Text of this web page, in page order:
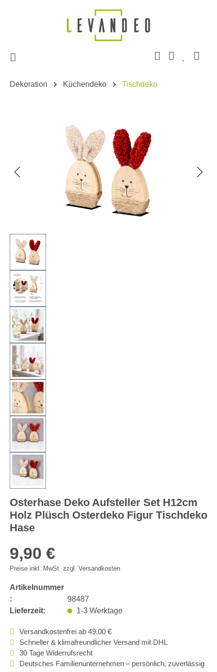
Zum Hauptinhalt springen
Dekoration Küchendeko Tischdeko
Osterhase Deko Aufsteller Set H12cm
Holz Plüsch Osterdeko Figur Tischdeko
Hase
9,90 €
Preise inkl. MwSt. zzgl. Versandkosten
Artikelnummer
:
98487
Lieferzeit:
1-3 Werktage
Versandkostenfrei ab 49,00 €
Schneller & klimafreundlicher Versand mit DHL
30 Tage Widerrufsrecht
Deutsches Familienunternehmen – persönlich, zuverlässig